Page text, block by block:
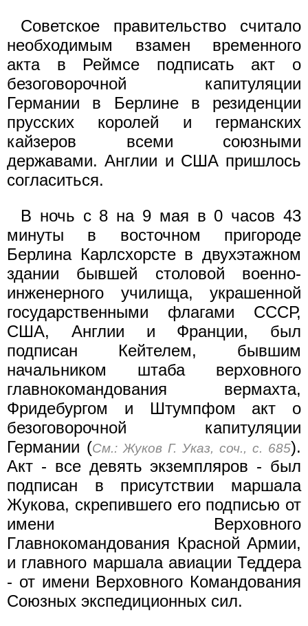
Советское правительство считало
необходимым взамен временного
акта в Реймсе подписать акт о
безоговорочной капитуляции
Германии в Берлине в резиденции
прусских королей и германских
кайзеров всеми союзными
державами. Англии и США пришлось
согласиться.
В ночь с 8 на 9 мая в 0 часов 43
минуты в восточном пригороде
Берлина Карлсхорсте в двухэтажном
здании бывшей столовой военно-
инженерного училища, украшенной
государственными флагами СССР,
США, Англии и Франции, был
подписан Кейтелем, бывшим
начальником штаба верховного
главнокомандования вермахта,
Фридебургом и Штумпфом акт о
безоговорочной капитуляции
Германии (См.: Жуков Г. Указ, соч., с. 685).
Акт - все девять экземпляров - был
подписан в присутствии маршала
Жукова, скрепившего его подписью от
имени Верховного
Главнокомандования Красной Армии,
и главного маршала авиации Теддера
- от имени Верховного Командования
Союзных экспедиционных сил.